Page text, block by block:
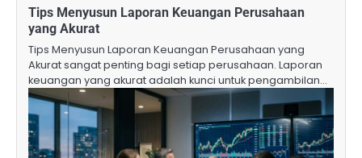
Tips Menyusun Laporan Keuangan Perusahaan
yang Akurat
Tips Menyusun Laporan Keuangan Perusahaan yang
Akurat sangat penting bagi setiap perusahaan. Laporan
keuangan yang akurat adalah kunci untuk pengambilan…